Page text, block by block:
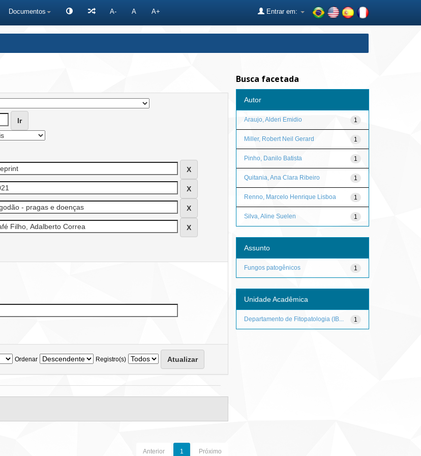
Documentos A- A A+ Entrar em:
Ordenar Registro(s)
Anterior 1 Próximo
Busca facetada
Autor
1
Araujo, Alderi Emidio
1
Miller, Robert Neil Gerard
1
Pinho, Danilo Batista
1
Quitania, Ana Clara Ribeiro
1
Renno, Marcelo Henrique Lisboa
1
Silva, Aline Suelen
Assunto
1
Fungos patogênicos
Unidade Acadêmica
1
Departamento de Fitopatologia (IB...